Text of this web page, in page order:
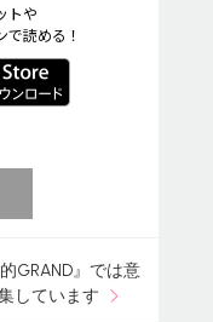
トや
で読める！
GRAND』では意
しています